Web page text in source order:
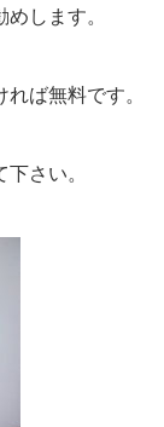
します。
ば無料です。
さい。